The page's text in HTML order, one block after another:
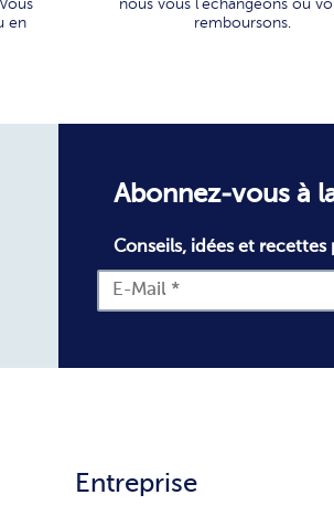
en
nous vous l’échangeons ou
remboursons.
Entreprise
Abonnez-vous à
Conseils, idées et recettes